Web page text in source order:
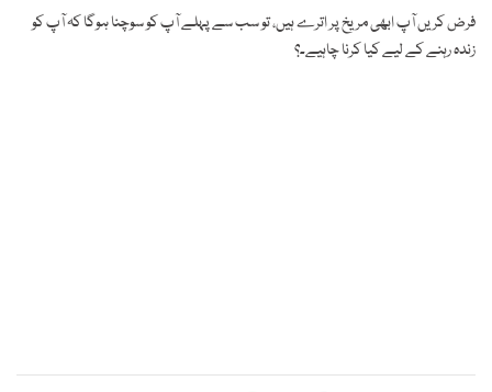
فرض کریں آپ ابھی مریخ پر اترے ہیں، تو سب سے پہلے آپ کو سوچنا ہوگا کہ آپ کو
زندہ رہنے کے لیے کیا کرنا چاہیے۔؟